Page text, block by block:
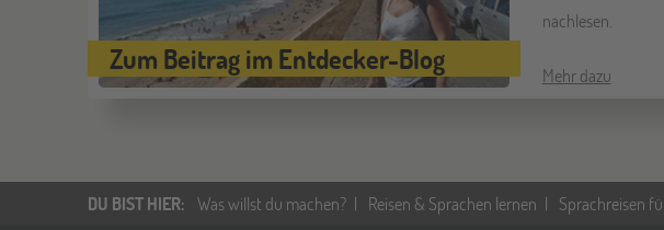
Zum Beitrag im Entdecker-Blog
nachlesen.
Mehr dazu
DU BIST HIER: Was willst du machen? Reisen & Sprachen lernen Sprachreisen